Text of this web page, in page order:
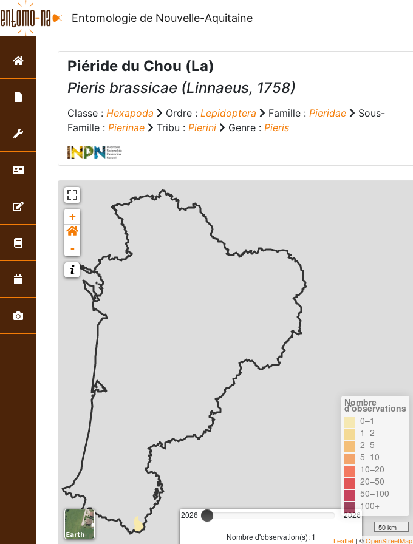
Entomologie de Nouvelle-Aquitaine
Piéride du Chou (La)
Pieris brassicae (Linnaeus, 1758)
Classe : Hexapoda Ordre : Lepidoptera Famille : Pieridae
Sous-
Famille : Pierinae Tribu : Pierini Genre : Pieris
+
-
2026 2026
Nombre d'observation(s): 1
Nombre
d'observations
0–1
1–2
2–5
5–10
10–20
20–50
50–100
100+
50 km
Leaflet | ©OpenStreetMap